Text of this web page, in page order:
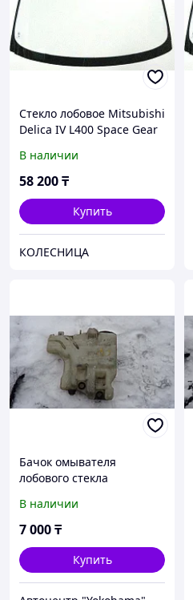
Стекло лобовое Mitsubishi
Delica IV L400 Space Gear
В наличии
58 200₸
Купить
КОЛЕСНИЦА
Бачок омывателя
лобового стекла
В наличии
7 000₸
Купить